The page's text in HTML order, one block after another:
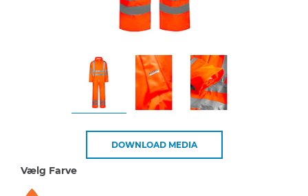
DOWNLOAD MEDIA
Vælg Farve